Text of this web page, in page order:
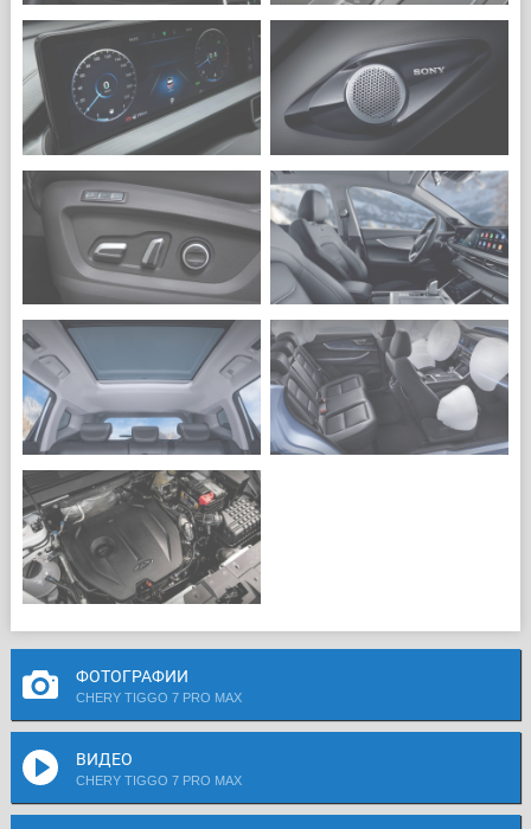
ФОТОГРАФИИ
CHERY TIGGO 7 PRO MAX
ВИДЕО
CHERY TIGGO 7 PRO MAX